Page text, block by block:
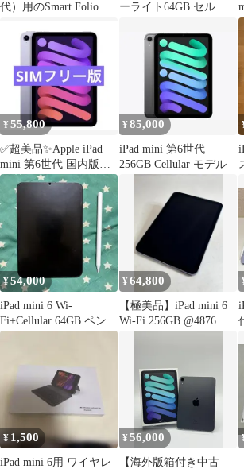
代）用のSmart Folio ホ
ーライト64GB セルラ
¥ 55,800
✅超美品✨Apple iPad
mini 第6世代 国内版
SIMフリー
¥85,000
iPad mini 第6世代
256GB Cellular モデル
¥54,000
iPad mini 6 Wi-
Fi+Cellular 64GB ペン・
ケース付き
¥64,800
【極美品】iPad mini 6
Wi-Fi 256GB @4876
¥ 1,500
iPad mini 6用 ワイヤレ
¥56,000
【海外版箱付き中古